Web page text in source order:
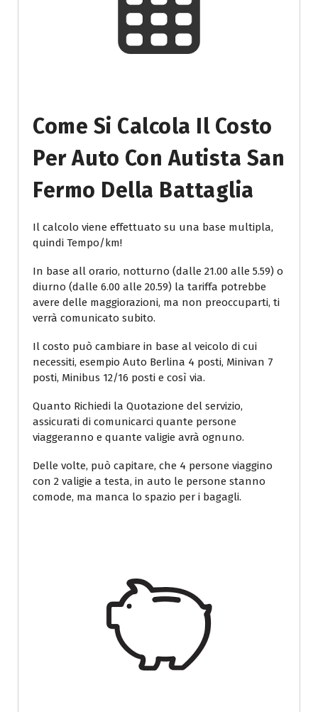
Come Si Calcola Il Costo
Per Auto Con Autista San
Fermo Della Battaglia
Il calcolo viene effettuato su una base multipla,
quindi Tempo/km!
In base all orario, notturno (dalle 21.00 alle 5.59) o
diurno (dalle 6.00 alle 20.59) la tariffa potrebbe
avere delle maggiorazioni, ma non preoccuparti, ti
verrà comunicato subito.
Il costo può cambiare in base al veicolo di cui
necessiti, esempio Auto Berlina 4 posti, Minivan 7
posti, Minibus 12/16 posti e così via.
Quanto Richiedi la Quotazione del servizio,
assicurati di comunicarci quante persone
viaggeranno e quante valigie avrà ognuno.
Delle volte, può capitare, che 4 persone viaggino
con 2 valigie a testa, in auto le persone stanno
comode, ma manca lo spazio per i bagagli.